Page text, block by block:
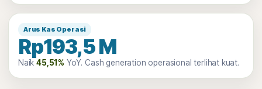
Arus Kas Operasi
Rp193,5 M
Naik45,51% YoY. Cash generation operasional terlihat kuat.